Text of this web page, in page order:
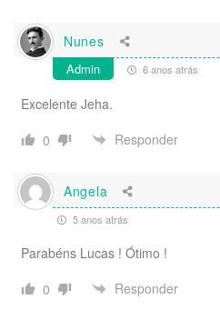
Nunes
Admin 6 anos atrás
Excelente Jeha.
0
Responder
Angela
5 anos atrás
Parabéns Lucas ! Ótimo !
0
Responder